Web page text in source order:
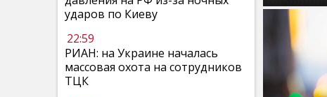
ударов по Киеву
22:59
РИАН: на Украине началась
массовая охота на сотрудников
ТЦК